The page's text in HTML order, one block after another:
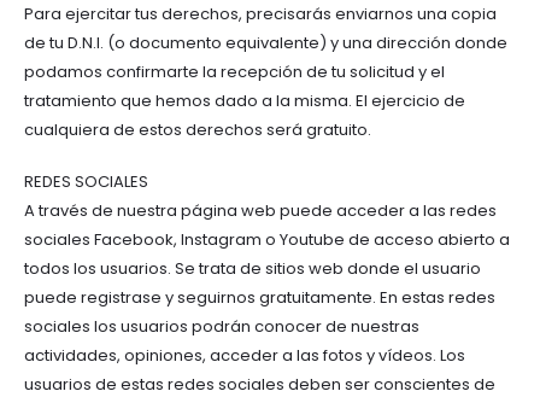
Para ejercitar tus derechos, precisarás enviarnos una copia
de tu D.N.I. (o documento equivalente) y una dirección donde
podamos confirmarte la recepción de tu solicitud y el
tratamiento que hemos dado a la misma. El ejercicio de
cualquiera de estos derechos será gratuito.
REDES SOCIALES
A través de nuestra página web puede acceder a las redes
sociales Facebook, Instagram o Youtube de acceso abierto a
todos los usuarios. Se trata de sitios web donde el usuario
puede registrase y seguirnos gratuitamente. En estas redes
sociales los usuarios podrán conocer de nuestras
actividades, opiniones, acceder a las fotos y vídeos. Los
usuarios de estas redes sociales deben ser conscientes de